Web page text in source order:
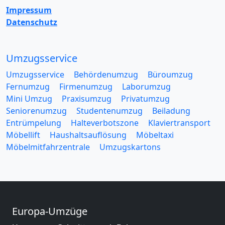
Impressum
Datenschutz
Umzugsservice
Umzugsservice Behördenumzug
Büroumzug
Fernumzug
Firmenumzug
Laborumzug
Mini Umzug
Praxisumzug
Privatumzug
Seniorenumzug
Studentenumzug
Beiladung
Entrümpelung
Halteverbotszone
Klaviertransport
Möbellift
Haushaltsauflösung
Möbeltaxi
Möbelmitfahrzentrale
Umzugskartons
Europa-Umzüge